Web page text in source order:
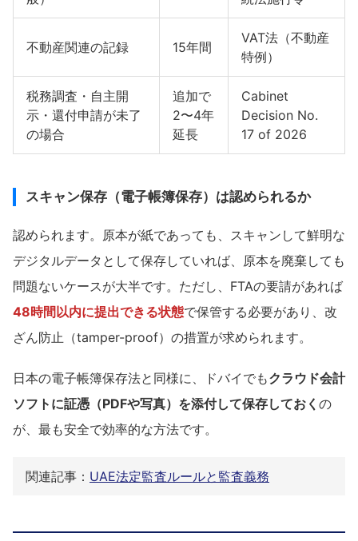
不動産関連の記録 15年間
VAT法（不動産
特例）
税務調査・自主開
示・還付申請が未了
の場合
追加で
2〜4年
延長
Cabinet
Decision No.
17 of 2026
スキャン保存（電子帳簿保存）は認められるか
認められます。原本が紙であっても、スキャンして鮮明な
デジタルデータとして保存していれば、原本を廃棄しても
問題ないケースが大半です。ただし、FTAの要請があれば
48時間以内に提出できる状態で保管する必要があり、改
ざん防止（tamper-proof）の措置が求められます。
日本の電子帳簿保存法と同様に、ドバイでもクラウド会計
ソフトに証憑（PDFや写真）を添付して保存しておく の
が、最も安全で効率的な方法です。
関連記事： UAE法定監査ルールと監査義務